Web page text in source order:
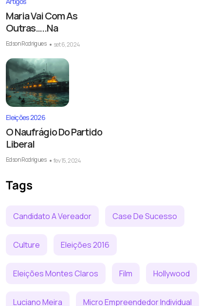
Maria Vai Com As
Outras…..Na
Edson Rodrigues set 6, 2024
Eleições 2026
O Naufrágio Do Partido
Liberal
Edson Rodrigues fev 15, 2024
Tags
Candidato A Vereador Case De Sucesso
Culture Eleições 2016
Eleições Montes Claros Film Hollywood
Luciano Meira Micro Empreendedor Individual